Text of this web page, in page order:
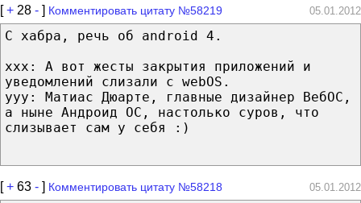
[+ 28 - ] Комментировать цитату №58219 05.01.2012
С хабра, рeчь об android 4.
xxx: А вот жесты закрытия приложений и
уведомлений слизали с webOS.
yyy: Матиас Дюарте, главные дизайнер ВебОС,
а ныне Андроид ОС, настолько суров, что
слизывает сам у себя :)
[+ 63 - ] Комментировать цитату №58218 05.01.2012